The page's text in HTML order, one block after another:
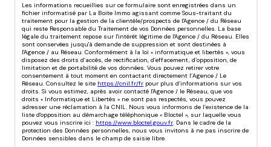
Les informations recueillies sur ce formulaire sont enregistrées dans un
fichier informatisé par La Boite Immo agissant comme Sous-traitant du
traitement pour la gestion de la clientèle/prospects de l'Agence / du Réseau
qui reste Responsable du Traitement de vos Données personnelles. La base
légale du traitement repose sur l'intérêt légitime de l'Agence / du Réseau. Elles
sont conservées jusqu'à demande de suppression et sont destinées à
l'Agence / au Réseau. Conformément à la loi « informatique et libertés », vous
disposez des droits d’accès, de rectification, d’effacement, d’opposition, de
limitation et de portabilité de vos données. Vous pouvez retirer votre
consentement à tout moment en contactant directement l’Agence / Le
Réseau. Consultez le site https://cnil.fr/fr pour plus d’informations sur vos
droits. Si vous estimez, après avoir contacté l'Agence / le Réseau, que vos
droits « Informatique et Libertés » ne sont pas respectés, vous pouvez
adresser une réclamation à la CNIL. Nous vous informons de l’existence de la
liste d'opposition au démarchage téléphonique « Bloctel », sur laquelle vous
pouvez vous inscrire ici : https://www.bloctel.gouv.fr. Dans le cadre de la
protection des Données personnelles, nous vous invitons à ne pas inscrire de
Données sensibles dans le champ de saisie libre.